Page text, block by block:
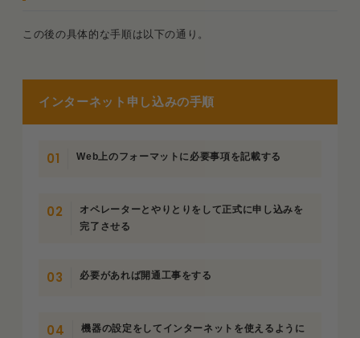
この後の具体的な手順は以下の通り。
インターネット申し込みの手順
Web上のフォーマットに必要事項を記載する
オペレーターとやりとりをして正式に申し込みを
完了させる
必要があれば開通工事をする
機器の設定をしてインターネットを使えるように